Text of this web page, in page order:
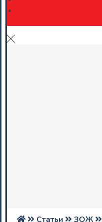
Статьи ЗОЖ